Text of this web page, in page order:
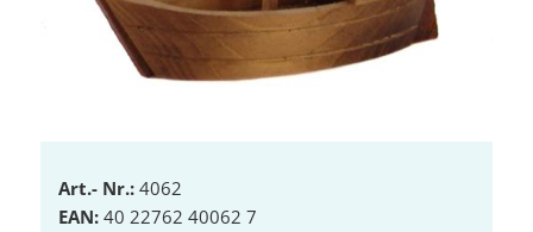
Art.- Nr.:4062
EAN:40 22762 40062 7